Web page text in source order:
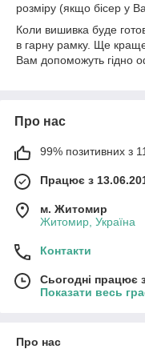
розміру (якщо бісер у
Коли вишивка буде
в гарну рамку. Ще
Вам допоможуть гідно
Про нас
99% позитивних з
Працює з
м. Житомир
Житомир, Україна
Контакти
Сьогодні працює
Показати весь
Про нас